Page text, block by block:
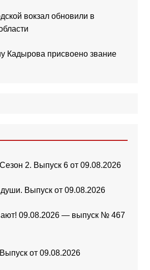
вокзал обновили в
Кадырова присвоено звание
2. Выпуск 6 от 09.08.2026
Выпуск от 09.08.2026
09.08.2026 — выпуск № 467
от 09.08.2026